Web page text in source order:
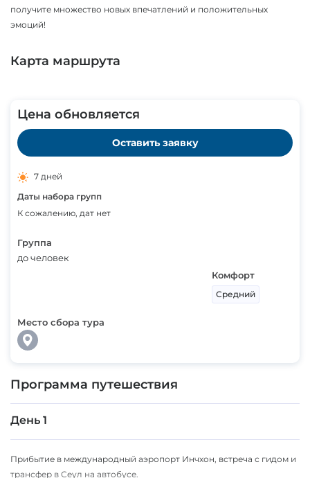
получите множество новых впечатлений и положительных
эмоций!
Карта маршрута
Цена обновляется
Оставить заявку
7 дней
Даты набора групп
К сожалению, дат нет
Группа
до человек
Комфорт
Средний
Место сбора тура
Программа путешествия
День 1
Прибытие в международный аэропорт Инчхон, встреча с гидом и
трансфер в Сеул на автобусе.